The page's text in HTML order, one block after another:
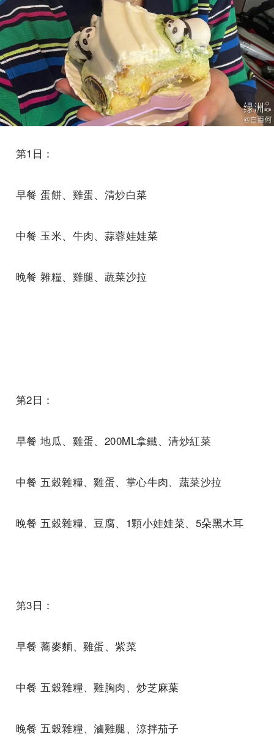
第1日：
早餐 蛋餅、雞蛋、清炒白菜
中餐 玉米、牛肉、蒜蓉娃娃菜
晚餐 雜糧、雞腿、蔬菜沙拉
第2日：
早餐 地瓜、雞蛋、200ML拿鐵、清炒紅菜
中餐 五穀雜糧、雞蛋、掌心牛肉、蔬菜沙拉
晚餐 五穀雜糧、豆腐、1顆小娃娃菜、5朵黑木耳
第3日：
早餐 蕎麥麵、雞蛋、紫菜
中餐 五穀雜糧、雞胸肉、炒芝麻葉
晚餐 五穀雜糧、滷雞腿、涼拌茄子